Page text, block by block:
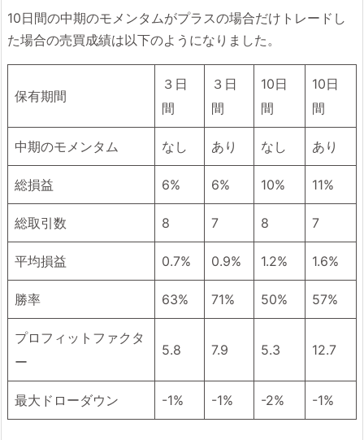
10日間の中期のモメンタムがプラスの場合だけトレードし
た場合の売買成績は以下のようになりました。
保有期間
３日
間
３日
間
10日
間
10日
間
中期のモメンタム なし あり なし あり
総損益 6% 6% 10% 11%
総取引数 8 7 8 7
平均損益 0.7% 0.9% 1.2% 1.6%
勝率 63% 71% 50% 57%
プロフィットファクタ
ー
5.8 7.9 5.3 12.7
最大ドローダウン -1% -1% -2% -1%